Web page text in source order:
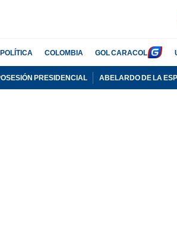
POLÍTICA COLOMBIA GOL CARACOL
PRESIDENCIAL ABELARDO DE LA